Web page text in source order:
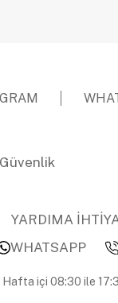
YARDIMA
WHATSAPP
içi 08:30 ile